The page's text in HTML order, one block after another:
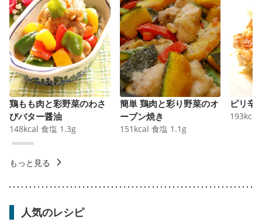
鶏もも肉と彩野菜のわさ
びバター醤油
148kcal 食塩 1.3g
簡単 鶏肉と彩り野菜のオ
ーブン焼き
151 kcal 食塩 1.1 g
ピリ辛
193kcal
もっと見る
人気のレシピ